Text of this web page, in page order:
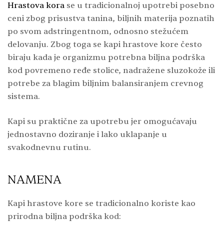
Hrastova kora se u tradicionalnoj upotrebi posebno
ceni zbog prisustva tanina, biljnih materija poznatih
po svom adstringentnom, odnosno stežućem
delovanju. Zbog toga se kapi hrastove kore često
biraju kada je organizmu potrebna biljna podrška
kod povremeno ređe stolice, nadražene sluzokože ili
potrebe za blagim biljnim balansiranjem crevnog
sistema.
Kapi su praktične za upotrebu jer omogućavaju
jednostavno doziranje i lako uklapanje u
svakodnevnu rutinu.
NAMENA
Kapi hrastove kore se tradicionalno koriste kao
prirodna biljna podrška kod: